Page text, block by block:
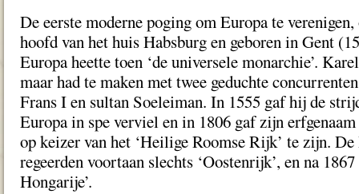
De eerste moderne poging om Europa te
hoofd van het huis Habsburg en geboren in Gent
Europa heette toen ‘de universele monarchie’.
maar had te maken met twee geduchte
Frans I en sultan Soeleiman. In 1555 gaf hij de
Europa in spe verviel en in 1806 gaf zijn
op keizer van het ‘Heilige Roomse Rijk’ te zijn. De
regeerden voortaan slechts ‘Oostenrijk’, en na
Hongarije’.